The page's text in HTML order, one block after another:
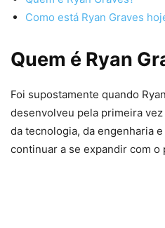
Como está Ryan Graves
Quem é Ryan
Foi supostamente quando
desenvolveu pela primeira
da tecnologia, da engenharia
continuar a se expandir com o